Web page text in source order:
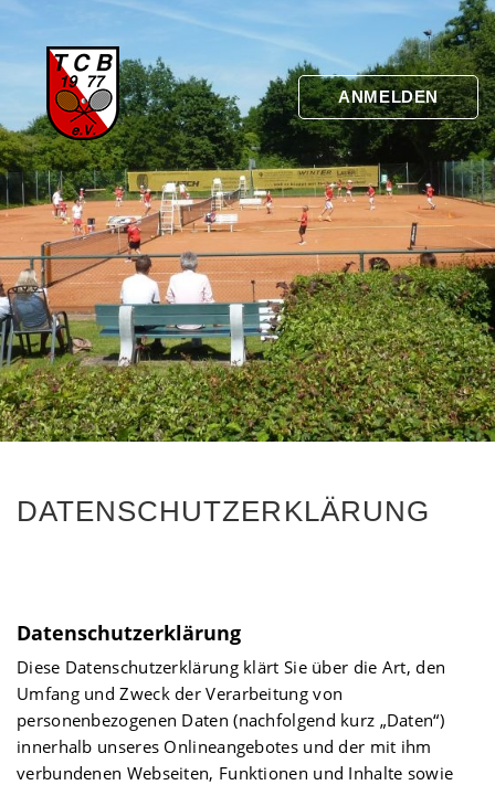
ANMELDEN
DATENSCHUTZERKLÄRUNG
Datenschutzerklärung
Diese Datenschutzerklärung klärt Sie über die Art, den
Umfang und Zweck der Verarbeitung von
personenbezogenen Daten (nachfolgend kurz „Daten“)
innerhalb unseres Onlineangebotes und der mit ihm
verbundenen Webseiten, Funktionen und Inhalte sowie